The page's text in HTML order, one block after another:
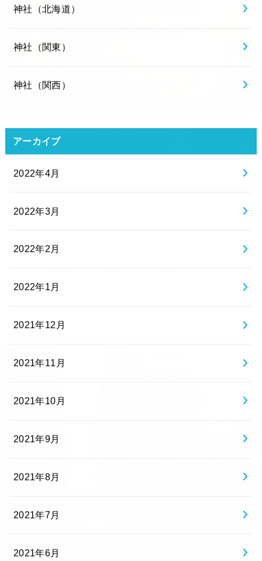
神社（北海道）
神社（関東）
神社（関西）
アーカイブ
2022年4月
2022年3月
2022年2月
2022年1月
2021年12月
2021年11月
2021年10月
2021年9月
2021年8月
2021年7月
2021年6月